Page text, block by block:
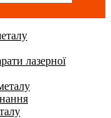
лазерної